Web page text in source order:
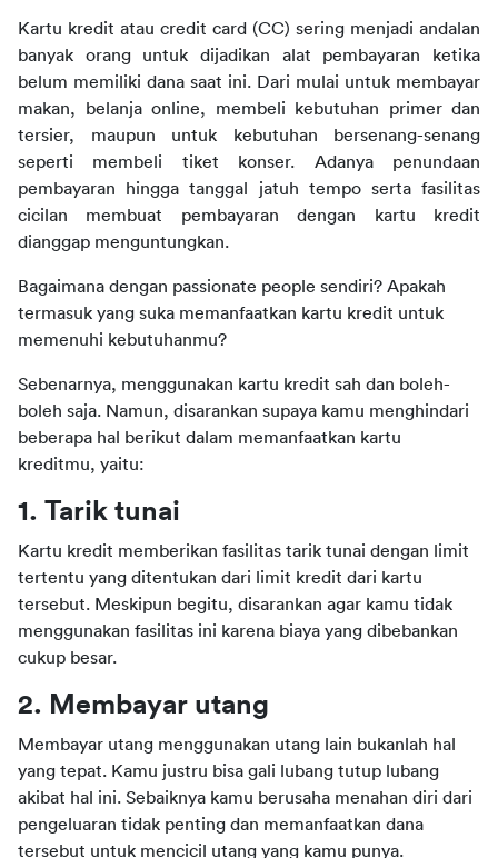
Kartu kredit atau credit card (CC) sering menjadi andalan
banyak orang untuk dijadikan alat pembayaran ketika
belum memiliki dana saat ini. Dari mulai untuk membayar
makan, belanja online, membeli kebutuhan primer dan
tersier, maupun untuk kebutuhan bersenang-senang
seperti membeli tiket konser. Adanya penundaan
pembayaran hingga tanggal jatuh tempo serta fasilitas
cicilan membuat pembayaran dengan kartu kredit
dianggap menguntungkan.
Bagaimana dengan passionate people sendiri? Apakah
termasuk yang suka memanfaatkan kartu kredit untuk
memenuhi kebutuhanmu?
Sebenarnya, menggunakan kartu kredit sah dan boleh-
boleh saja. Namun, disarankan supaya kamu menghindari
beberapa hal berikut dalam memanfaatkan kartu
kreditmu, yaitu:
1. Tarik tunai
Kartu kredit memberikan fasilitas tarik tunai dengan limit
tertentu yang ditentukan dari limit kredit dari kartu
tersebut. Meskipun begitu, disarankan agar kamu tidak
menggunakan fasilitas ini karena biaya yang dibebankan
cukup besar.
2. Membayar utang
Membayar utang menggunakan utang lain bukanlah hal
yang tepat. Kamu justru bisa gali lubang tutup lubang
akibat hal ini. Sebaiknya kamu berusaha menahan diri dari
pengeluaran tidak penting dan memanfaatkan dana
tersebut untuk mencicil utang yang kamu punya.